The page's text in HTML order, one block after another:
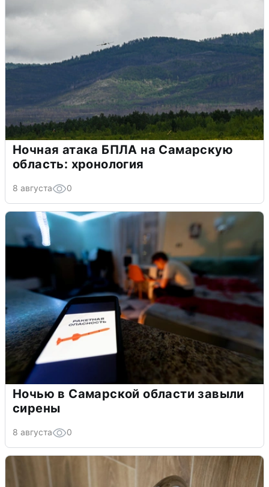
Ночная атака БПЛА на Самарскую
область: хронология
8 августа 0
Ночью в Самарской области завыли
сирены
8 августа 0